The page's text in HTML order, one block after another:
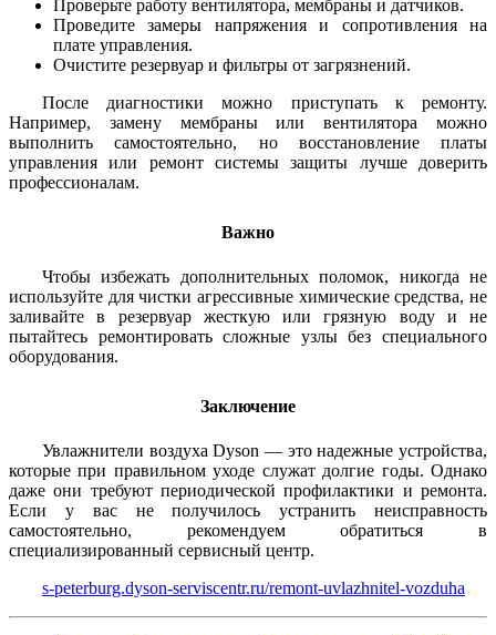
Проверьте работу вентилятора, мембраны и датчиков.
Проведите замеры напряжения и сопротивления на
плате управления.
Очистите резервуар и фильтры от загрязнений.
После диагностики можно приступать к ремонту.
Например, замену мембраны или вентилятора можно
выполнить самостоятельно, но восстановление платы
управления или ремонт системы защиты лучше доверить
профессионалам.
Важно
Чтобы избежать дополнительных поломок, никогда не
используйте для чистки агрессивные химические средства, не
заливайте в резервуар жесткую или грязную воду и не
пытайтесь ремонтировать сложные узлы без специального
оборудования.
Заключение
Увлажнители воздуха Dyson — это надежные устройства,
которые при правильном уходе служат долгие годы. Однако
даже они требуют периодической профилактики и ремонта.
Если у вас не получилось устранить неисправность
самостоятельно, рекомендуем обратиться в
специализированный сервисный центр.
s-peterburg.dyson-serviscentr.ru/remont-uvlazhnitel-vozduha